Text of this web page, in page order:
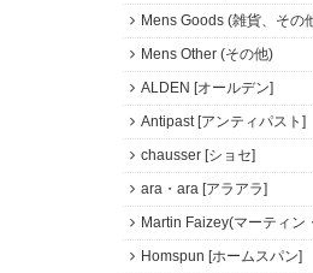
Mens Goods (雑貨、その
Mens Other (その他)
ALDEN [オールデン]
Antipast [アンティパスト]
chausser [ショセ]
ara・ara [アラアラ]
Martin Faizey(マーティン
Homspun [ホームスパン]